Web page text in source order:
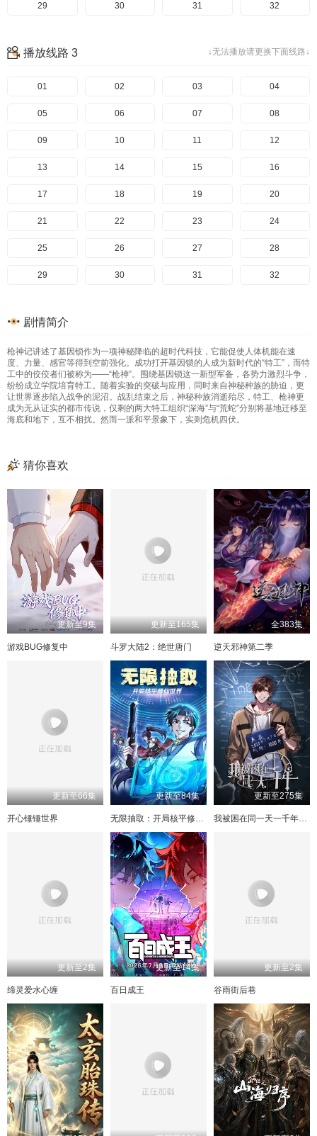
29 30 31 32
↓无法播放请更换下面线路↓
播放线路 3
01 02 03 04
05 06 07 08
09 10 11 12
13 14 15 16
17 18 19 20
21 22 23 24
25 26 27 28
29 30 31 32
剧情简介
枪神记讲述了基因锁作为一项神秘降临的超时代科技，它能促使人体机能在速
度、力量、感官等得到空前强化。成功打开基因锁的人成为新时代的“特工”，而特
工中的佼佼者们被称为——“枪神”。围绕基因锁这一新型军备，各势力激烈斗争，
纷纷成立学院培育特工。随着实验的突破与应用，同时来自神秘种族的胁迫，更
让世界逐步陷入战争的泥沼。战乱结束之后，神秘种族消逝殆尽，特工、枪神更
成为无从证实的都市传说，仅剩的两大特工组织“深海”与“荒蛇”分别将基地迁移至
海底和地下，互不相扰。然而一派和平景象下，实则危机四伏。
猜你喜欢
更新至9集
游戏BUG修复中
更新至165集
斗罗大陆2：绝世唐门
全383集
逆天邪神第二季
更新至66集
开心锤锤世界
更新至84集
无限抽取：开局核平修仙世界
更新至275集
我被困在同一天一千年动态漫
更新至2集
缔灵爱水心缠
更新至14集
百日成王
更新至2集
谷雨街后巷